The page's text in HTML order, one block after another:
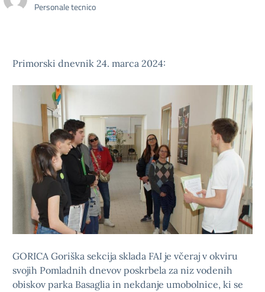
Personale tecnico
Primorski dnevnik 24. marca 2024:
GORICA Goriška sekcija sklada FAI je včeraj v okviru
svojih Pomladnih dnevov poskrbela za niz vodenih
obiskov parka Basaglia in nekdanje umobolnice, ki se